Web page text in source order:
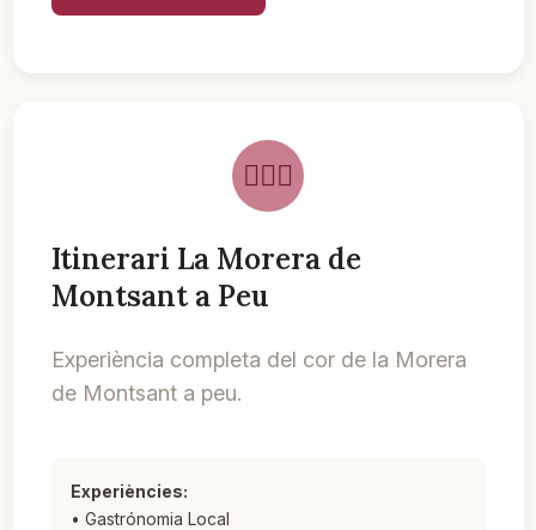
Itinerari La Morera de
Montsant a Peu
Experiència completa del cor de la Morera
de Montsant a peu.
Experiències:
• Gastrónomia Local